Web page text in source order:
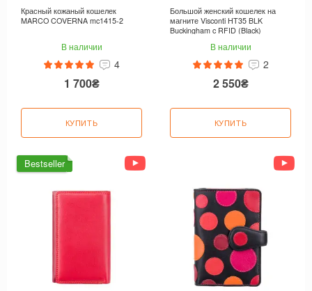
Красный кожаный кошелек
MARCO COVERNA mc1415-2
В наличии
4
1 700₴
КУПИТЬ
Большой женский кошелек на
магните Visconti HT35 BLK
Buckingham c RFID (Black)
В наличии
2
2 550₴
КУПИТЬ
Bestseller